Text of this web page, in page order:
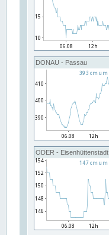
DONAU - Passau
ODER - Eisenhüttenstadt